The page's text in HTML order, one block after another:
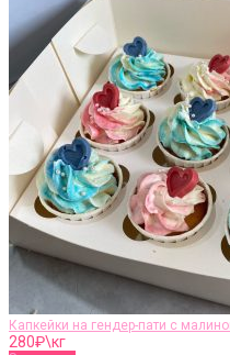
Капкейки на гендер-пати с
280₽\кг